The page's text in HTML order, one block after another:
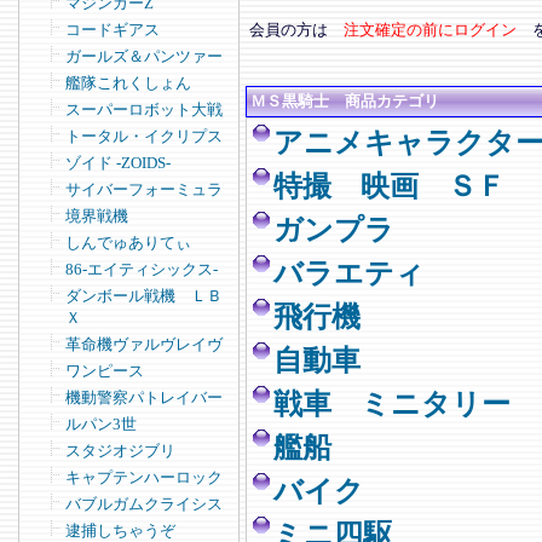
コードギアス
ガールズ＆パンツァー
艦隊これくしょん
スーパーロボット大戦
トータル・イクリプス
ゾイド -ZOIDS-
サイバーフォーミュラ
境界戦機
しんでゅありてぃ
86-エイティシックス-
ダンボール戦機 ＬＢ
Ｘ
革命機ヴァルヴレイヴ
ワンピース
機動警察パトレイバー
ルパン3世
スタジオジブリ
キャプテンハーロック
バブルガムクライシス
逮捕しちゃうぞ
会員の方は 注文確定の前にログイン
ＭＳ黒騎士 商品カテゴリ
アニメキャラクター
特撮 映画 ＳＦ
ガンプラ
バラエティ
飛行機
自動車
戦車 ミニタリー
艦船
バイク
ミニ四駆